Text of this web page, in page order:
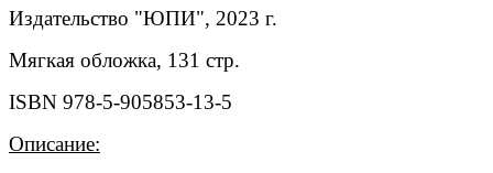
Издательство "ЮПИ", 2023 г.
Мягкая обложка, 131 стр.
ISBN 978-5-905853-13-5
Описание: